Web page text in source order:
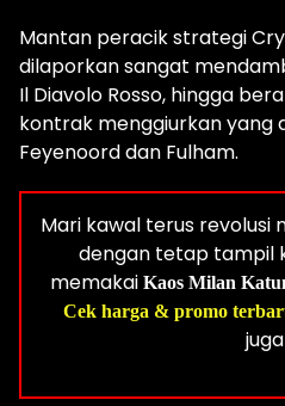
Mantan peracik strategi
dilaporkan sangat
Il Diavolo Rosso, hingga
kontrak menggiurkan yang
Feyenoord dan Fulham.
Mari kawal terus revolusi
dengan tetap tampil
memakaiKaos Milan
Cek harga & promo